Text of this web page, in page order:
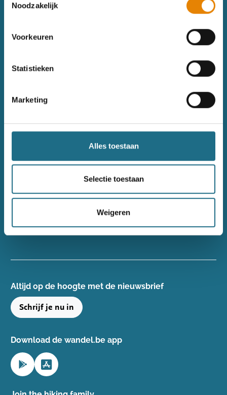
Noodzakelijk
Voorkeuren
Statistieken
Marketing
Alles toestaan
Selectie toestaan
Weigeren
Wandelinspiratie
Gezondheid
+32(0)50 40 51 40
info@wandelsport.be
BE 0643 481 073
Altijd op de hoogte ​met de nieuwsbrief
Schrijf je nu in
Download de wandel.be app